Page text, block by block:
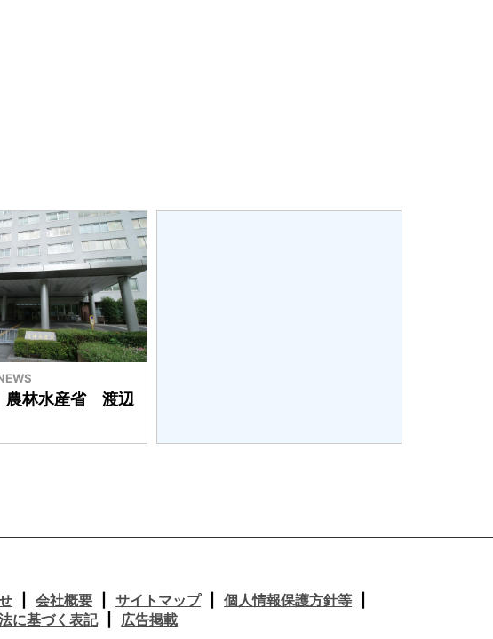
農林水産省 渡辺
会社概要 サイトマップ
個人情報保護方針等
に基づく表記
広告掲載